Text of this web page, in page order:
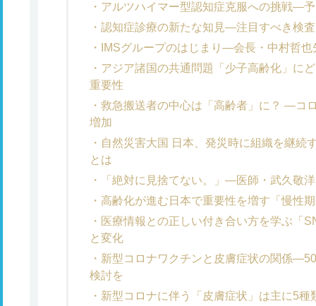
アルツハイマー型認知症克服への挑戦―
認知症診療の新たな知見―注目すべき検
IMSグループのはじまり―会長・中村哲
アジア諸国の共通問題「少子高齢化」に
重要性
救急搬送者の中心は「高齢者」に？ ―コ
増加
自然災害大国 日本、発災時に組織を継続
とは
「絶対に見捨てない。」―医師・武久敬
高齢化が進む日本で重要性を増す「慢性
医療情報との正しい付き合い方を学ぶ「
と変化
新型コロナワクチンと皮膚症状の関係
検討を
新型コロナに伴う「皮膚症状」は主に5